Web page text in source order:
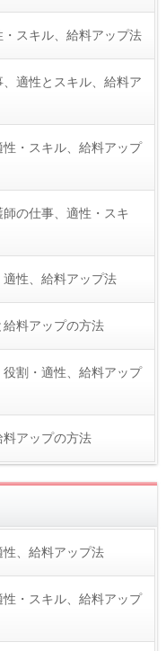
スキル、給料アップ法
適性とスキル、給料ア
・スキル、給料アップ
の仕事、適性・スキ
性、給料アップ法
料アップの方法
割・適性、給料アップ
アップの方法
、給料アップ法
・スキル、給料アップ